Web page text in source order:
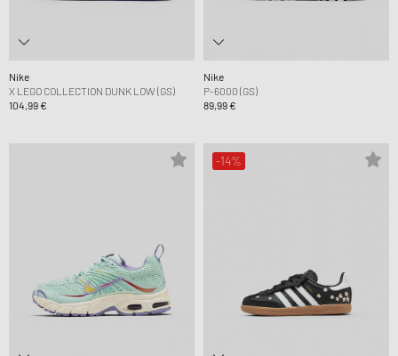
Nike
X LEGO COLLECTION DUNK LOW (GS)
104,99 €
Nike
P-6000 (GS)
89,99 €
-14%